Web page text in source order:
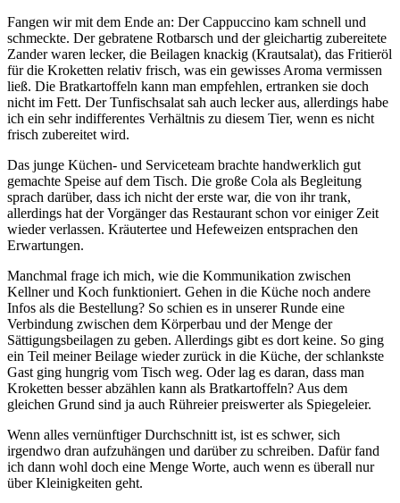
Fangen wir mit dem Ende an: Der Cappuccino kam schnell und
schmeckte. Der gebratene Rotbarsch und der gleichartig zubereitete
Zander waren lecker, die Beilagen knackig (Krautsalat), das Fritieröl
für die Kroketten relativ frisch, was ein gewisses Aroma vermissen
ließ. Die Bratkartoffeln kann man empfehlen, ertranken sie doch
nicht im Fett. Der Tunfischsalat sah auch lecker aus, allerdings habe
ich ein sehr indifferentes Verhältnis zu diesem Tier, wenn es nicht
frisch zubereitet wird.
Das junge Küchen- und Serviceteam brachte handwerklich gut
gemachte Speise auf dem Tisch. Die große Cola als Begleitung
sprach darüber, dass ich nicht der erste war, die von ihr trank,
allerdings hat der Vorgänger das Restaurant schon vor einiger Zeit
wieder verlassen. Kräutertee und Hefeweizen entsprachen den
Erwartungen.
Manchmal frage ich mich, wie die Kommunikation zwischen
Kellner und Koch funktioniert. Gehen in die Küche noch andere
Infos als die Bestellung? So schien es in unserer Runde eine
Verbindung zwischen dem Körperbau und der Menge der
Sättigungsbeilagen zu geben. Allerdings gibt es dort keine. So ging
ein Teil meiner Beilage wieder zurück in die Küche, der schlankste
Gast ging hungrig vom Tisch weg. Oder lag es daran, dass man
Kroketten besser abzählen kann als Bratkartoffeln? Aus dem
gleichen Grund sind ja auch Rühreier preiswerter als Spiegeleier.
Wenn alles vernünftiger Durchschnitt ist, ist es schwer, sich
irgendwo dran aufzuhängen und darüber zu schreiben. Dafür fand
ich dann wohl doch eine Menge Worte, auch wenn es überall nur
über Kleinigkeiten geht.